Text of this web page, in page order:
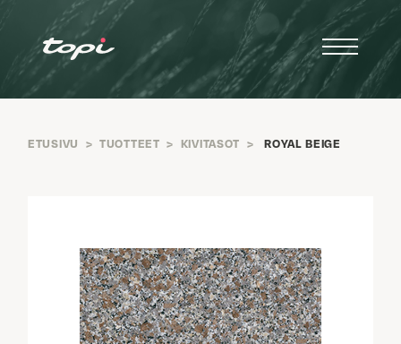
ETUSIVU > TUOTTEET > KIVITASOT > ROYAL BEIGE